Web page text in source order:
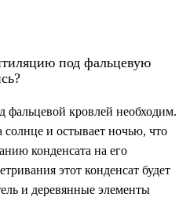
под фальцевую
фальцевой кровлей необходим.
солнце и остывает ночью, что
конденсата на его
этот конденсат будет
и деревянные элементы